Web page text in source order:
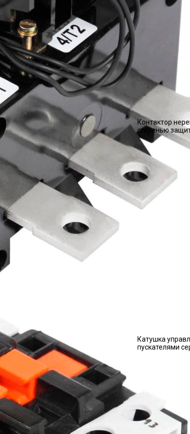
Контактор
степенью
Катушка
пускателями